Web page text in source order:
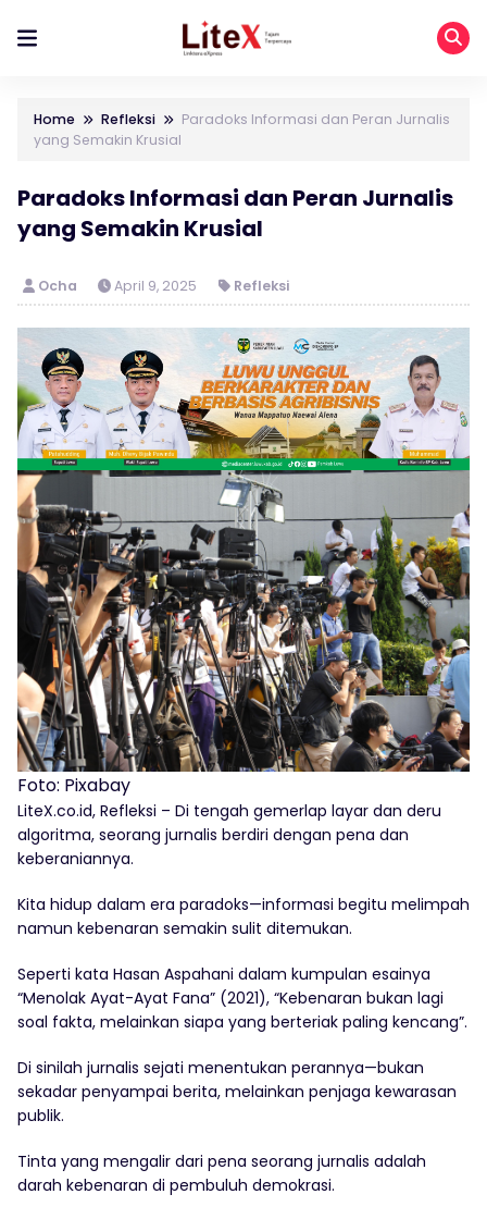
Home Refleksi
Paradoks Informasi dan Peran Jurnalis
yang Semakin Krusial
Paradoks Informasi dan Peran Jurnalis
yang Semakin Krusial
Ocha April 9, 2025 Refleksi
Foto: Pixabay
LiteX.co.id, Refleksi – Di tengah gemerlap layar dan deru
algoritma, seorang jurnalis berdiri dengan pena dan
keberaniannya.
Kita hidup dalam era paradoks—informasi begitu melimpah
namun kebenaran semakin sulit ditemukan.
Seperti kata Hasan Aspahani dalam kumpulan esainya
“Menolak Ayat-Ayat Fana” (2021), “Kebenaran bukan lagi
soal fakta, melainkan siapa yang berteriak paling kencang”.
Di sinilah jurnalis sejati menentukan perannya—bukan
sekadar penyampai berita, melainkan penjaga kewarasan
publik.
Tinta yang mengalir dari pena seorang jurnalis adalah
darah kebenaran di pembuluh demokrasi.